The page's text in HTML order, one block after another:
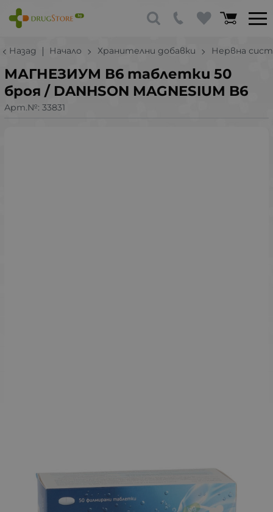
Назад Начало Хранителни добавки Нервна
МАГНЕЗИУМ В6 таблетки 50
броя / DANHSON MAGNESIUM B6
Арт.№: 33831